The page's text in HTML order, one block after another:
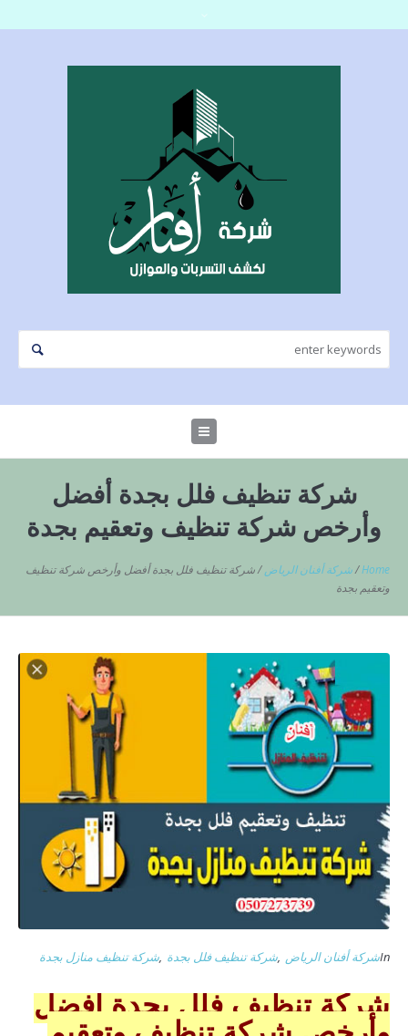
شركة تنظيف فلل بجدة أفضل
وأرخص شركة تنظيف وتعقيم بجدة
Home
/شركة أفنان الرياض /شركة تنظيف فلل بجدة أفضل وأرخص شركة تنظيف
وتعقيم بجدة
Inشركة أفنان الرياض ,شركة تنظيف فلل بجدة ,شركة تنظيف منازل بجدة
شركة تنظيف فلل بجدة أفضل